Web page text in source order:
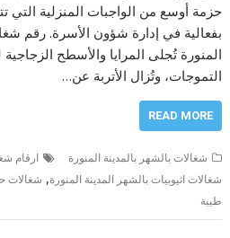
حزمة أوسع من الواجبات المنزلية
بفعالية في إدارة شؤون الأسرة. رقم
المنورة تُجلى المرايا والأسطح
التموجات، وتُزال الأتربة عن…
READ MORE
شغالات بالشهر بالمدينة المنورة ارقام
شغالات اثيوبيات بالشهر المدينة المنورة, شغالات
طيبة